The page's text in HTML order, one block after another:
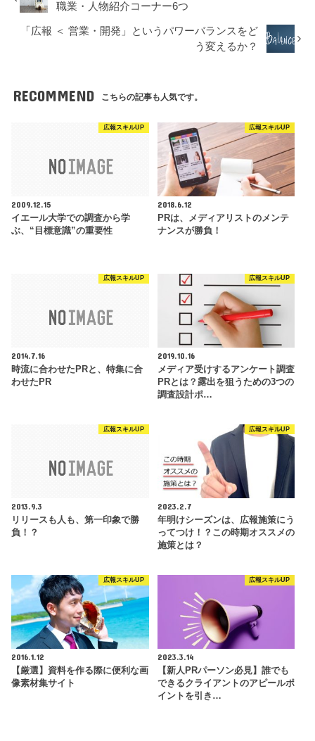
職業・人物紹介コーナー6つ
「広報 ＜ 営業・開発」というパワーバランスをど
う変えるか？
RECOMMEND こちらの記事も人気です。
広報スキルUP
2009.12.15
イエール大学での調査から学
ぶ、“目標意識”の重要性
広報スキルUP
2018.6.12
PRは、メディアリストのメンテ
ナンスが勝負！
広報スキルUP
2014.7.16
時流に合わせたPRと、特集に合
わせたPR
広報スキルUP
2019.10.16
メディア受けするアンケート調査
PRとは？露出を狙うための3つの
調査設計ポ…
広報スキルUP
2013.9.3
リリースも人も、第一印象で勝
負！？
広報スキルUP
2023.2.7
年明けシーズンは、広報施策にう
ってつけ！？この時期オススメの
施策とは？
広報スキルUP
2016.1.12
【厳選】資料を作る際に便利な画
像素材集サイト
広報スキルUP
2023.3.14
【新人PRパーソン必見】誰でも
できるクライアントのアピールポ
イントを引き…